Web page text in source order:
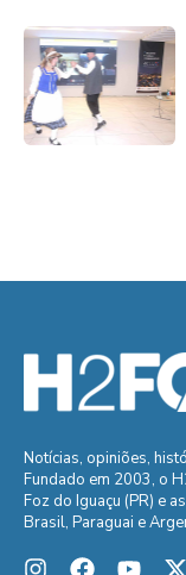
Notícias, opiniões,
Fundado em 2003, o
Foz do Iguaçu (PR) e
Brasil, Paraguai e